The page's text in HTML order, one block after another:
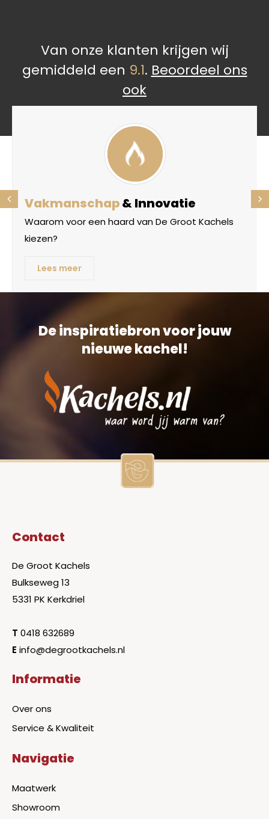
Van onze klanten krijgen wij
gemiddeld een 9.1. Beoordeel ons
ook
Vakmanschap& Innovatie
Waarom voor een haard van De Groot Kachels
kiezen?
Lees meer
De inspiratiebron voor jouw
nieuwe kachel!
Contact
De Groot Kachels
Bulkseweg 13
5331 PK Kerkdriel
T 0418 632689
E info@degrootkachels.nl
Informatie
Over ons
Service & Kwaliteit
Navigatie
Maatwerk
Showroom